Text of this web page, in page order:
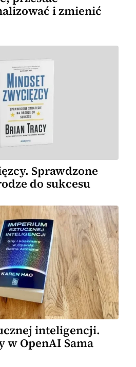
i zmienić
Sprawdzone
do sukcesu
inteligencji.
w OpenAI Sama